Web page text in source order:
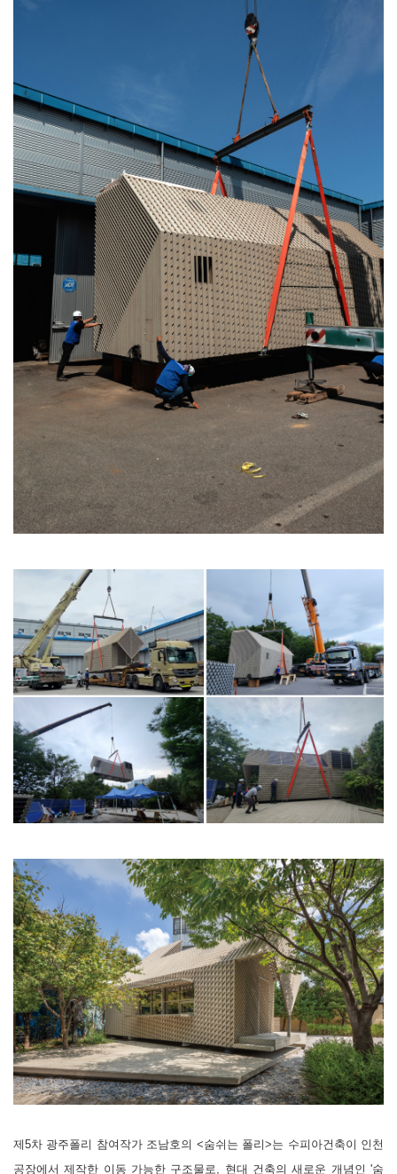
제5차 광주폴리 참여작가 조남호의 <숨쉬는 폴리>는 수피아건축이 인천
공장에서 제작한 이동 가능한 구조물로
현대 건축의 새로운 개념인'숨